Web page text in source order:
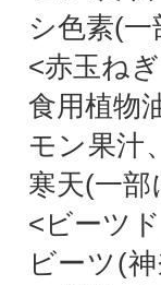
シ色素(
<赤玉ね
食用植物
モン果汁
寒天(一部
<ビーツ
ビーツ(